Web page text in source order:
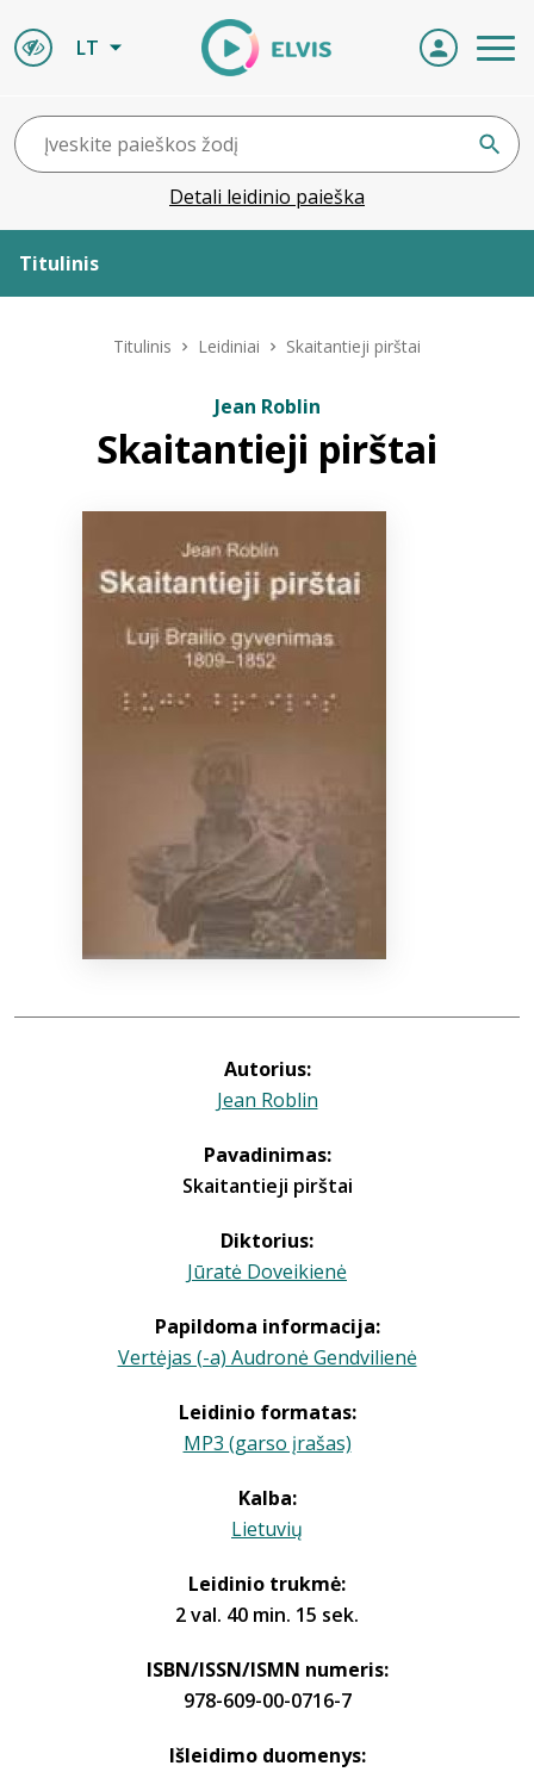
LT
Detali leidinio paieška
Titulinis
ELVIS atvyksta
Bibliotekoms
Titulinis Leidiniai Skaitantieji pirštai
Jean Roblin
Skaitantieji pirštai
Autorius:
Jean Roblin
Pavadinimas:
Skaitantieji pirštai
Diktorius:
Jūratė Doveikienė
Papildoma informacija:
Vertėjas (-a) Audronė Gendvilienė
Leidinio formatas:
MP3 (garso įrašas)
Kalba:
Lietuvių
Leidinio trukmė:
2 val. 40 min. 15 sek.
ISBN/ISSN/ISMN numeris:
978-609-00-0716-7
Išleidimo duomenys: